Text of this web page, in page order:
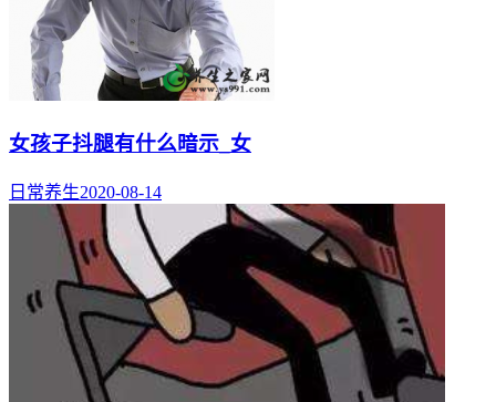
女孩子抖腿有什么暗示_女
日常养生2020-08-14